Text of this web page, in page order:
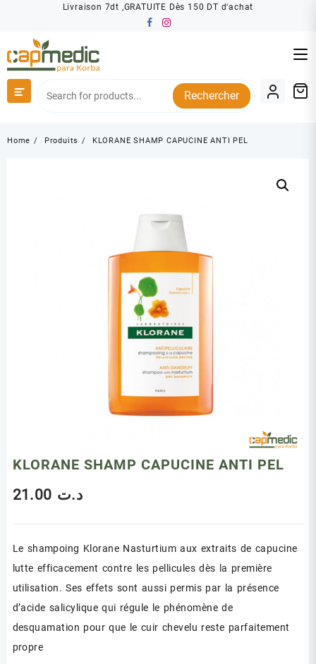
Livraison 7dt ,GRATUITE Dès 150 DT d'achat
Rechercher
Home Produits KLORANE SHAMP CAPUCINE ANTI PEL
KLORANE SHAMP CAPUCINE ANTI PEL
د.ت
Le shampoing Klorane Nasturtium aux extraits de capucine
lutte efficacement contre les pellicules dès la première
utilisation. Ses effets sont aussi permis par la présence
d’acide salicylique qui régule le phénomène de
desquamation pour que le cuir chevelu reste parfaitement
propre